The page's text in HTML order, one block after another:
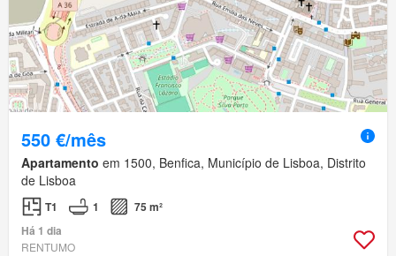
550 €/mês
Apartamento em 1500, Benfica, Município de Lisboa, Distrito
de Lisboa
T1 1
75 m²
Há 1 dia
RENTUMO